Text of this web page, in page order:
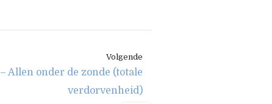
Volgende
– Allen onder de zonde (totale
verdorvenheid)